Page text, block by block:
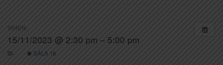
WHEN:
15/11/2023 @ 2:30 pm – 5:00 pm
SALA 18